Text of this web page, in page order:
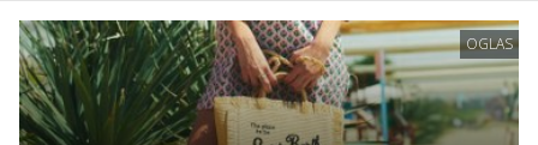
OGLAS